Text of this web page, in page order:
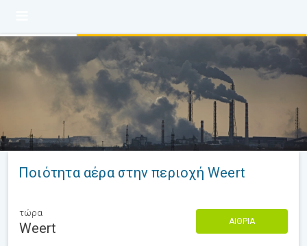
Ποιότητα αέρα στην περιοχή Weert
τώρα
Weert ΑΊΘΡΙΑ